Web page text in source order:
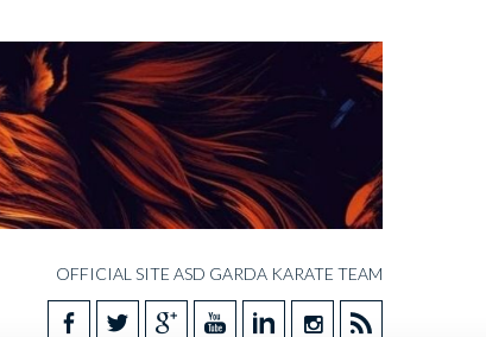
OFFICIAL SITE ASD GARDA KARATE TEAM